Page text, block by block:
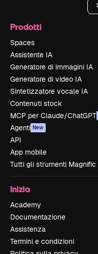
Prodotti
Spaces
Assistente IA
Generatore di immagini IA
Generatore di video IA
Sintetizzatore vocale IA
Contenuti stock
MCP per Claude/ChatGPT
Agenti New
API
App mobile
Tutti gli strumenti Magnific
Inizia
Academy
Documentazione
Assistenza
Termini e condizioni